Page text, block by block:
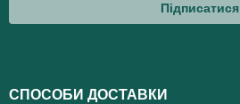
Підписатися
СПОСОБИ ДОСТАВКИ